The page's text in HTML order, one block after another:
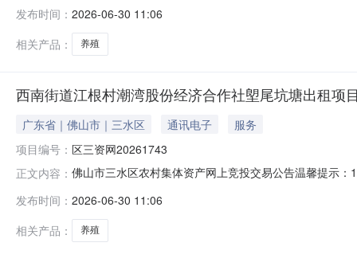
考，不构成对项目的任何担保。请竞投意向人在报名参
并请亲自实地看样查看项目的实际情况，未看
发布时间： 2026-06-30 11:06
相关产品：
养殖
西南街道江根村潮湾股份经济合作社塱尾坑塘出租项
广东省｜佛山市｜三水区 通讯电子
服务
项目编号： 区三资网20261743
正文内容： 佛山市三水区农村集体资产网上竞投交易公告温馨提示
考，不构成对项目的任何担保。请竞投意向人在报名参
并请亲自实地看样查看项目的实际情况，未看
发布时间： 2026-06-30 11:06
相关产品：
养殖